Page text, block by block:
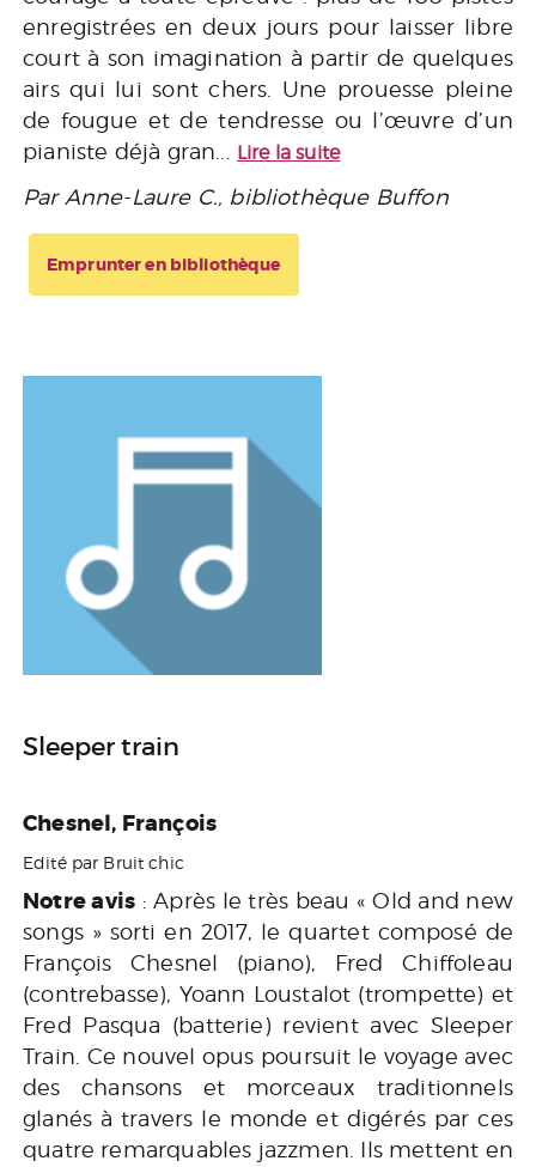
enregistrées en deux jours pour laisser libre
court à son imagination à partir de quelques
airs qui lui sont chers. Une prouesse pleine
de fougue et de tendresse ou l’œuvre d’un
pianiste déjà gran...
Lire la suite
Par Anne-Laure C., bibliothèque Buffon
Emprunter en bibliothèque
Sleeper train
Chesnel, François
Edité par Bruit chic
Notre avis : Après le très beau « Old and new
songs » sorti en 2017, le quartet composé de
François Chesnel (piano), Fred Chiffoleau
(contrebasse), Yoann Loustalot (trompette) et
Fred Pasqua (batterie) revient avec Sleeper
Train. Ce nouvel opus poursuit le voyage avec
des chansons et morceaux traditionnels
glanés à travers le monde et digérés par ces
quatre remarquables jazzmen. Ils mettent en